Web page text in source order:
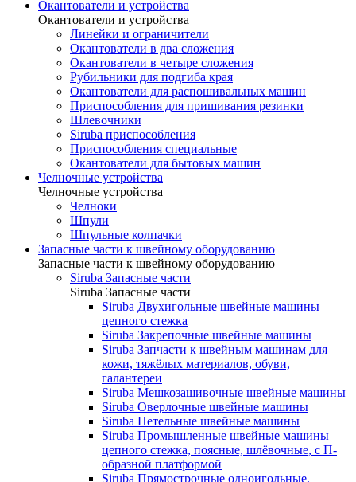
Окантователи и устройства
Окантователи и устройства
Линейки и ограничители
Окантователи в два сложения
Окантователи в четыре сложения
Рубильники для подгиба края
Окантователи для распошивальных машин
Приспособления для пришивания резинки
Шлевочники
Siruba приспособления
Приспособления специальные
Окантователи для бытовых машин
Челночные устройства
Челночные устройства
Челноки
Шпули
Шпульные колпачки
Запасные части к швейному оборудованию
Запасные части к швейному оборудованию
Siruba Запасные части
Siruba Запасные части
Siruba Двухигольные швейные машины
цепного стежка
Siruba Закрепочные швейные машины
Siruba Запчасти к швейным машинам для
кожи, тяжёлых материалов, обуви,
галантереи
Siruba Мешкозашивочные швейные машины
Siruba Оверлочные швейные машины
Siruba Петельные швейные машины
Siruba Промышленные швейные машины
цепного стежка, поясные, шлёвочные, с П-
образной платформой
Siruba Прямострочные одноигольные,